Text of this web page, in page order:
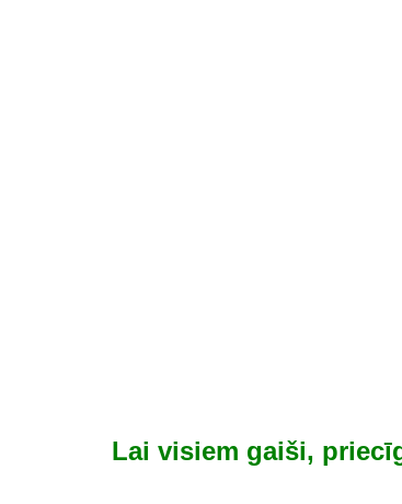
Lai visiem gaiši,